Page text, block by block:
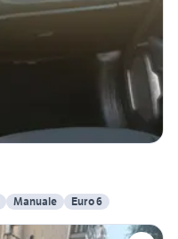
Manuale Euro 6